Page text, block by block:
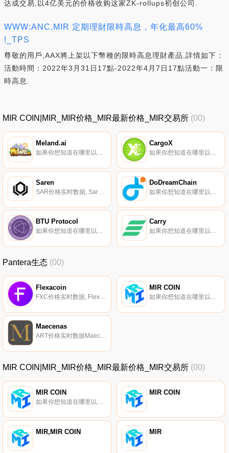
达成交易,以4亿美元的价格收购这家ZK-rollups初创公司.
WWW:ANC,MIR 定期理財限時高息，年化最高60%
!_TPS
尊敬的用戶,AAX將上架以下幣種的限時高息理財產品,詳情如下：
活動時間：2022年3月31日17點-2022年4月7日17點活動一：限
時高息.
MIR COIN|MIR_MIR价格_MIR最新价格_MIR交易所 (00)
Meland.ai
如果你想知道在哪里以当前价格购买Meland.ai,目前交易{Meland.ai]股票的顶级加密货币交易所是HotMELDt。您可以在我们的加密货币交易所页面上找到其他列表.
CargoX
如果你想知道在哪里以当前价格购买CargoX,目前交易{CargoX]股票的顶级加密货币交易所是Uniswap（V3）。您可以在我们的加密货币交易所页面上找到其他列表。CargoX旨在允许任何人在几秒钟内将数字文档发送给世界上的任何人.
Saren
SAR价格实时数据, Saren（SAR）（https://saren.io/）是去中心化加密货币跟踪应用程序Cerberus的治理代币（https://cerberus.saren.io/）.
DoDreamChain
BTU Protocol
如果你想知道在哪里以当前价格购买BTU Protocol,目前交易{BTU Protocol]股票的顶级加密货币交易所是Fatbtc。您可以在我们的加密货币交易所页面上找到其他列表。BTU Protocol是一种对等预订协议.
Carry
如果你想知道在哪里以当前价格购买Carry,目前交易{Carry]股票的顶级加密货币交易所是BTCEX、Gate.io、HuoCRE、UpCREt和Indodax。您可以在我们的加密货币交易所页面上找到其他列表。Carry（CRE）是一种加密货币,在以太坊平台上运行.
Pantera生态 (00)
Flexacoin
FXC价格实时数据, Flexacoin将自己描述为一种数字抵押品代币,用于促进即时加密货币支付,最初是为Flexa网络上的零售支付提供抵押品而开发的。Flexacoin旨在缓解使用加密货币支付的客户与接受法定货币的商家之间的摩擦.
MIR COIN
Maecenas
ART价格实时数据Maecenas（ART）是一种加密货币,在以太坊平台上运行。Maecenas目前的供应量为100000000,流通量为68879107.3791533。Maecenas的最后已知价格为0.00060468美元,在过去24小时内上涨了0.00.
MIR COIN|MIR_MIR价格_MIR最新价格_MIR交易所 (00)
MIR COIN
如果你想知道在哪里以当前价格购买MIR COIN,目前交易{MIR COIN]股票的顶级加密货币交易所是BitGlobal、FOBLGATE和FlyMIRt。您可以在我们的加密货币交易所页面上找到其他列表。MIR COIN（MIR）是一种加密货币。用户可以通过挖掘过程生成MIR.
MIR COIN
MIR,MIR COIN MIR